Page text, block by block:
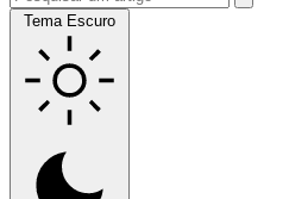
Tema Escuro